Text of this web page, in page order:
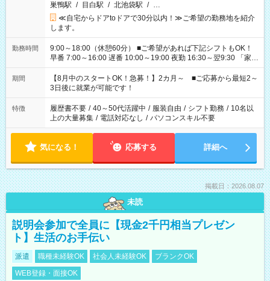
巣鴨駅 / 目白駅 / 北池袋駅 / …
≪自宅からドアtoドアで30分以内！≫ご希望の勤務地を紹介
します。
勤務時間
9:00～18:00（休憩60分） ■ご希望があれば下記シフトもOK！
早番 7:00～16:00 遅番 10:00～19:00 夜勤 16:30～翌9:30 「家族
と休みを合わせたい」 「余裕を持って夕飯の準備がしたい」
「できれば残業はしたくない」 など、ご希望を教えてください
ね。 ※Wワーク希望の方へ 今ご覧のお仕事で希望する勤務時間
と、もう1つのお仕事の勤務時間。 合計で週40時間を超える場
合は応募できません。
期間
【8月中のスタートOK！急募！】2カ月～ ■ご応募から最短2～
3日後に就業が可能です！
特徴 履歴書不要 / 40～50代活躍中 / 服装自由 / シフト勤務 / 10名以
上の大量募集 / 電話対応なし / パソコンスキル不要
気になる！ 応募する 詳細へ
掲載日：2026.08.07
未読
説明会参加で全員に【現金2千円相当プレゼン
ト】生活のお手伝い
派遣 職種未経験OK 社会人未経験OK
ブランクOK
WEB登録・面接OK